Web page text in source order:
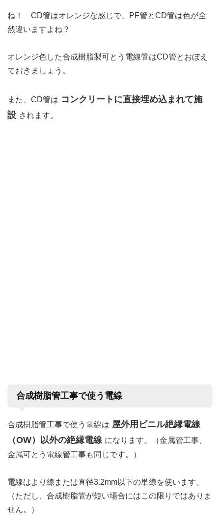
ね！ CD管はオレンジな感じで、PF管とCD管は色が全
然違いますよね？
オレンジ色した合成樹脂製可とう電線管はCD管とおぼえ
ておきましょう。
また、CD管は コンクリートに直接埋め込まれて施
設 されます。
合成樹脂管工事で使う電線
合成樹脂管工事で使う電線は 屋外用ビニル絶縁電線
（OW）以外の絶縁電線 になります。（金属管工事、
金属可とう電線管工事も同じです。）
電線はより線または直径3.2mm以下の単線を使います。
（ただし、合成樹脂管が短い場合にはこの限りではありま
せん。）